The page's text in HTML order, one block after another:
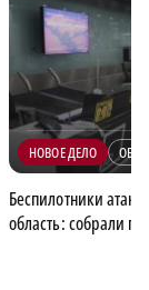
НОВОЕ ДЕЛО
Беспилотники
область: собрали